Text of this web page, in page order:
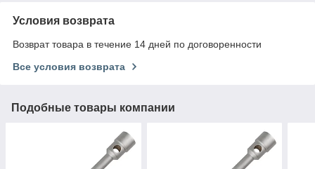
Условия возврата
Возврат товара в течение 14 дней по договоренности
Все условия возврата
Подобные товары компании